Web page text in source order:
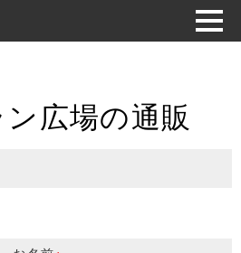
広場の通販